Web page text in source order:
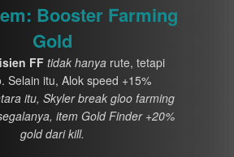
Booster Farming
Gold
FF tidak hanyarute, tetapi
Selain itu, Alok speed +15%
itu, Skyler break gloo farming
item Gold Finder +20%
gold dari kill.